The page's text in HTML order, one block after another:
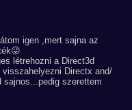
igen ,mert sajna az
létrehozni a Direct3d
Directx and/
sajnos...pedig szerettem